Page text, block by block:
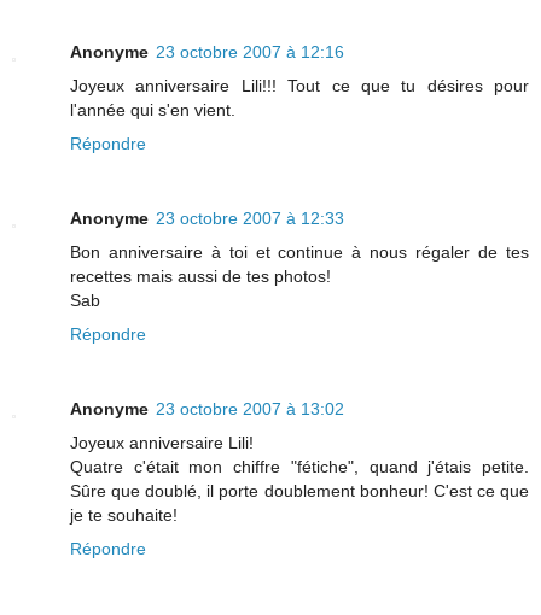
Anonyme 23 octobre 2007 à 12:16
Joyeux anniversaire Lili!!! Tout ce que tu désires pour
l'année qui s'en vient.
Répondre
Anonyme 23 octobre 2007 à 12:33
Bon anniversaire à toi et continue à nous régaler de tes
recettes mais aussi de tes photos!
Sab
Répondre
Anonyme 23 octobre 2007 à 13:02
Joyeux anniversaire Lili!
Quatre c'était mon chiffre "fétiche", quand j'étais petite.
Sûre que doublé, il porte doublement bonheur! C'est ce que
je te souhaite!
Répondre